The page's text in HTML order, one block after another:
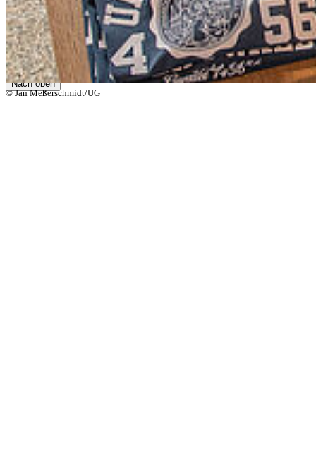
© Jan Meßerschmidt/UG
Barrierefreiheit
Datenschutz
Impressum
© 2026 Universität GreifswaldPage Identifier: 1235
Nach oben